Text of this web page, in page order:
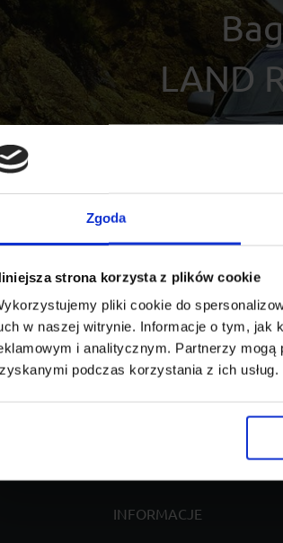
Zgoda
strona korzysta z plików cookie
pliki cookie do
w naszej witrynie. Informacje o tym, jak
i analitycznym. Partnerzy mogą
podczas korzystania z ich usług.
LAND
DACHOWE
bagażnik?
Rok produkcji:
INFORMACJE